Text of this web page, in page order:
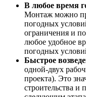
В любое время
Монтаж можно
погодных
ограничения и
любое удобное
погодных
Быстрое
одной-двух
проекта). Это
строительства и